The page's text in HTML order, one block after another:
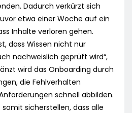
Dadurch verkürzt sich
etwa einer Woche auf ein
Inhalte verloren gehen.
dass Wissen nicht nur
nachweislich geprüft wird“,
wird das Onboarding durch
die Fehlverhalten
schnell abbilden.
sicherstellen, dass alle